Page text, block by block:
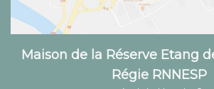
Maison de la Réserve Etang
Régie RNNESP